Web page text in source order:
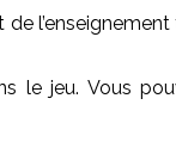
le jeu. Vous